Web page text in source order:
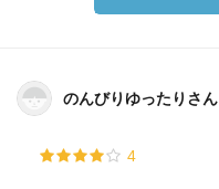
のんびりゆったりさん
4